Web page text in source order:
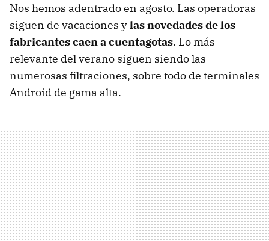
Nos hemos adentrado en agosto. Las operadoras
siguen de vacaciones ylas novedades de los
fabricantes caen a cuentagotas. Lo más
relevante del verano siguen siendo las
numerosas filtraciones, sobre todo de terminales
Android de gama alta.